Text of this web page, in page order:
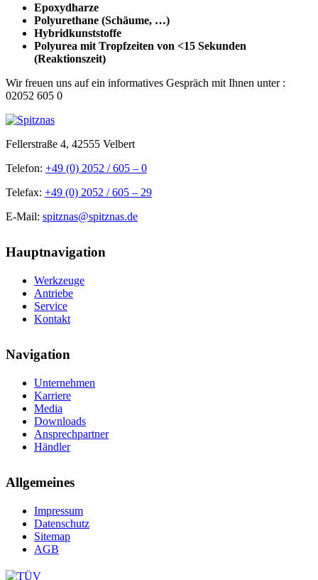
Epoxydharze
Polyurethane (Schäume, …)
Hybridkunststoffe
Polyurea mit Tropfzeiten von <15 Sekunden
(Reaktionszeit)
Wir freuen uns auf ein informatives Gespräch mit Ihnen unter :
02052 605 0
Fellerstraße 4, 42555 Velbert
Telefon: +49 (0) 2052 / 605 – 0
Telefax: +49 (0) 2052 / 605 – 29
E-Mail: spitznas@spitznas.de
Hauptnavigation
Werkzeuge
Antriebe
Service
Kontakt
Navigation
Unternehmen
Karriere
Media
Downloads
Ansprechpartner
Händler
Allgemeines
Impressum
Datenschutz
Sitemap
AGB